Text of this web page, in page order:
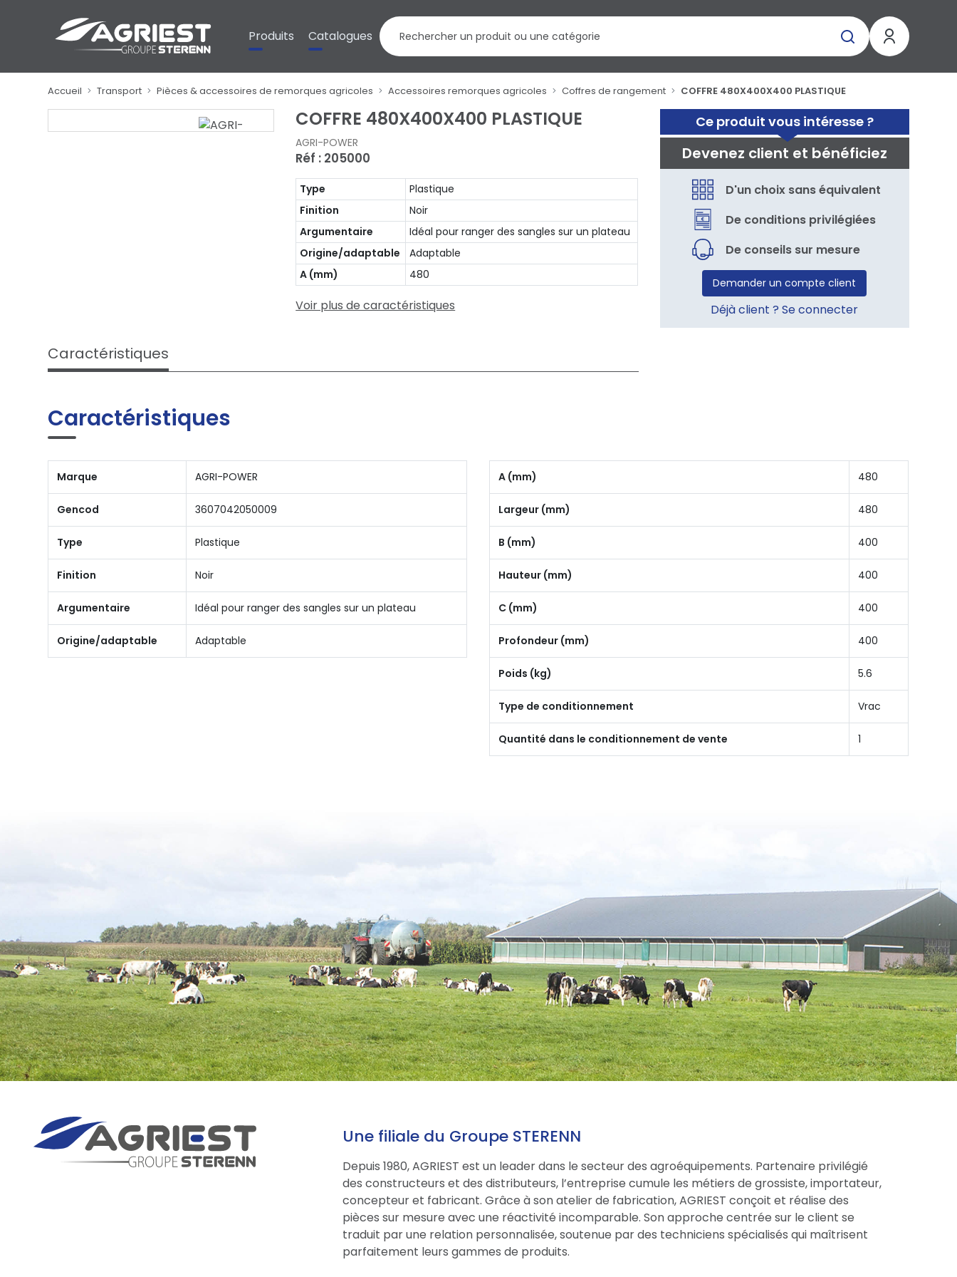
Produits Catalogues
Accueil Transport Pièces & accessoires de remorques agricoles Accessoires remorques agricoles Coffres de rangement COFFRE 480X400X400 PLASTIQUE
Ce produit vous intéresse ?
Devenez client et bénéficiez
D'un choix sans équivalent
De conditions privilégiées
De conseils sur mesure
Demander un compte client
Déjà client ? Se connecter
COFFRE 480X400X400 PLASTIQUE
AGRI-POWER
Réf : 205000
Type
Plastique
Finition
Noir
Argumentaire
Idéal pour ranger des sangles sur un plateau
Origine/adaptable
Adaptable
A (mm)
480
Voir plus de caractéristiques
Caractéristiques
Caractéristiques
Marque AGRI-POWER
Gencod 3607042050009
Type Plastique
Finition Noir
Argumentaire Idéal pour ranger des sangles sur un plateau
Origine/adaptable Adaptable
A (mm) 480
Largeur (mm) 480
B (mm) 400
Hauteur (mm) 400
C (mm) 400
Profondeur (mm) 400
Poids (kg) 5.6
Type de conditionnement Vrac
Quantité dans le conditionnement de vente 1
Une filiale du Groupe STERENN
Depuis 1980, AGRIEST est un leader dans le secteur des agroéquipements. Partenaire privilégié
des constructeurs et des distributeurs, l’entreprise cumule les métiers de grossiste, importateur,
concepteur et fabricant. Grâce à son atelier de fabrication, AGRIEST conçoit et réalise des
pièces sur mesure avec une réactivité incomparable. Son approche centrée sur le client se
traduit par une relation personnalisée, soutenue par des techniciens spécialisés qui maîtrisent
parfaitement leurs gammes de produits.